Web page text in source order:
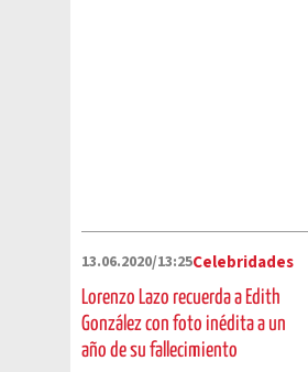
13.06.2020/13:25Celebridades
Lorenzo Lazo recuerda a Edith
González con foto inédita a un
año de su fallecimiento